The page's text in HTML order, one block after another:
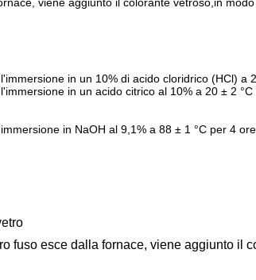
in un 10% di acido cloridrico (HCl) a
in un acido citrico al 10% a 20 ± 2 °C
in NaOH al 9,1% a 88 ± 1 °C per 4 ore.
fuso esce dalla fornace, viene aggiunto il